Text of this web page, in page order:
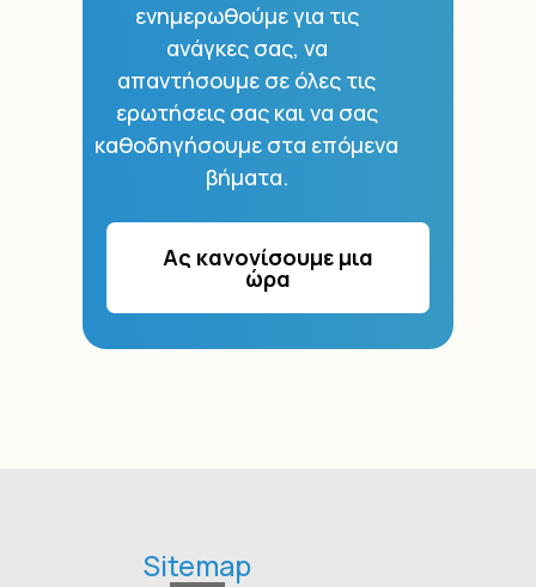
ενημερωθούμε για τις
ανάγκες σας, να
απαντήσουμε σε όλες τις
ερωτήσεις σας και να σας
καθοδηγήσουμε στα επόμενα
βήματα.
Ας κανονίσουμε μια
ώρα
Sitemap